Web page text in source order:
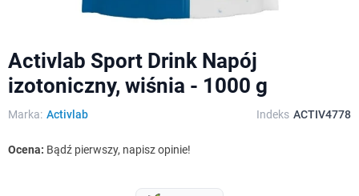
Activlab Sport Drink Napój
izotoniczny, wiśnia - 1000 g
Marka: Activlab Indeks ACTIV4778
Ocena: Bądź pierwszy, napisz opinie!